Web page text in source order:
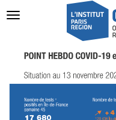
Navigation Toggle